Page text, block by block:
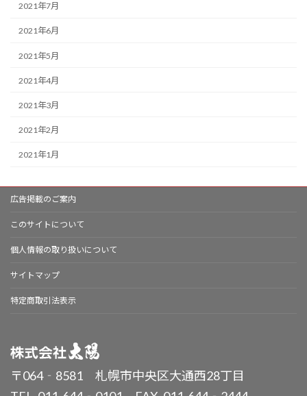
2021年7月
2021年6月
2021年5月
2021年4月
2021年3月
2021年2月
2021年1月
広告掲載のご案内
このサイトについて
個人情報の取り扱いについて
サイトマップ
特定商取引法表示
〒064‐8581 札幌市中央区大通西28丁目